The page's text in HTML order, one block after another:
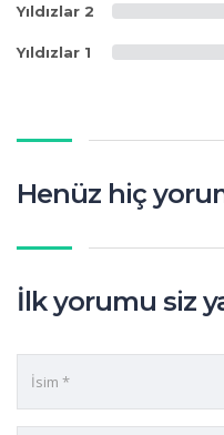
Yıldızlar 2
Yıldızlar 1
Henüz hiç
İlk yorumu siz